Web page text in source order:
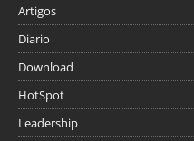
Artigos
Diario
Download
HotSpot
Leadership